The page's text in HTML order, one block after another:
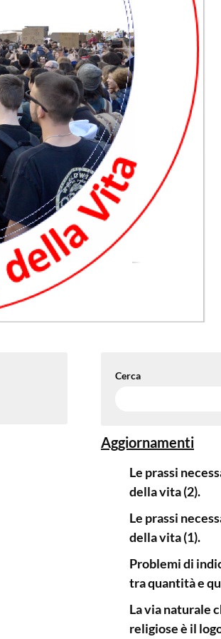
Cerca
Aggiornamenti
Le prassi
della vita (2).
Le prassi
della vita (1).
Problemi di
tra quantità e
La via naturale
religiose è il